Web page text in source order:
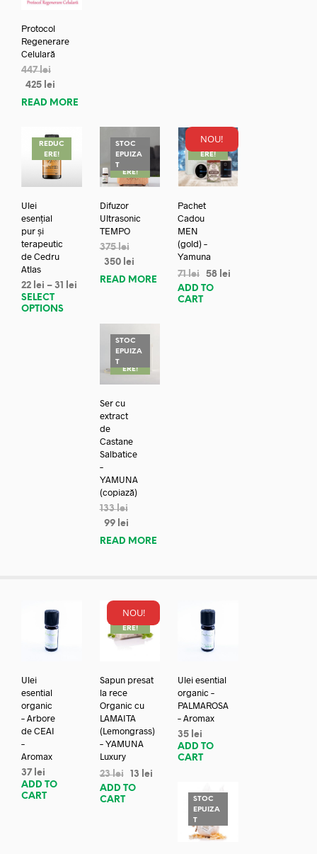
Protocol
Regenerare
Celulară
447lei
425 lei
READ MORE
REDUC
ERE!
Ulei
esențial
pur și
terapeutic
de Cedru
Atlas
22 lei – 31
lei
SELECT
OPTIONS
STOC
EPUIZA
TREDUC
ERE!
Difuzor
Ultrasonic
TEMPO
375lei
350 lei
READ MORE
NOU!
REDUC
ERE!
Pachet
Cadou
MEN
(gold) –
Yamuna
71lei 58 lei
ADD TO
CART
STOC
EPUIZA
TREDUC
ERE!
Ser cu
extract
de
Castane
Salbatice
–
YAMUNA
(copiază)
133lei
99 lei
READ MORE
Ulei
esential
organic
– Arbore
de CEAI
–
Aromax
37 lei
ADD TO
CART
NOU!
REDUC
ERE!
Sapun presat
la rece
Organic cu
LAMAITA
(Lemongrass)
– YAMUNA
Luxury
23lei 13
lei
ADD TO
CART
Ulei esential
organic –
PALMAROSA
– Aromax
35 lei
ADD TO
CART
STOC
EPUIZA
T